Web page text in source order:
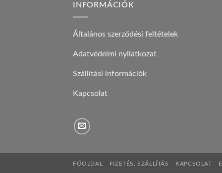
INFORMÁCIÓK
Általános szerződési feltételek
Adatvédelmi nyilatkozat
Szállítási információk
Kapcsolat
FŐOLDAL FIZETÉS, SZÁLLÍTÁS KAPCSOLAT